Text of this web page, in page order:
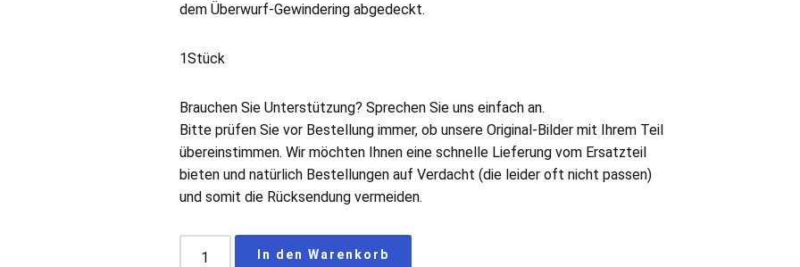
dem Überwurf-Gewindering abgedeckt.
1Stück
Brauchen Sie Unterstützung? Sprechen Sie uns einfach an.
Bitte prüfen Sie vor Bestellung immer, ob unsere Original-Bilder mit Ihrem Teil
übereinstimmen. Wir möchten Ihnen eine schnelle Lieferung vom Ersatzteil
bieten und natürlich Bestellungen auf Verdacht (die leider oft nicht passen)
und somit die Rücksendung vermeiden.
In den Warenkorb